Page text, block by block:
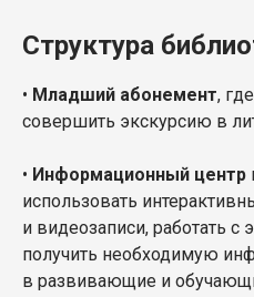
Структура
• Младший абонемент,
совершить экскурсию в
• Информационный центр
использовать
и видеозаписи, работать
получить необходимую
в развивающие и